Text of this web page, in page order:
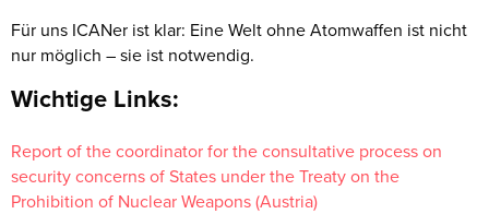
Für uns ICANer ist klar: Eine Welt ohne Atomwaffen ist nicht
nur möglich – sie ist notwendig.
Wichtige Links:
Report of the coordinator for the consultative process on
security concerns of States under the Treaty on the
Prohibition of Nuclear Weapons (Austria)